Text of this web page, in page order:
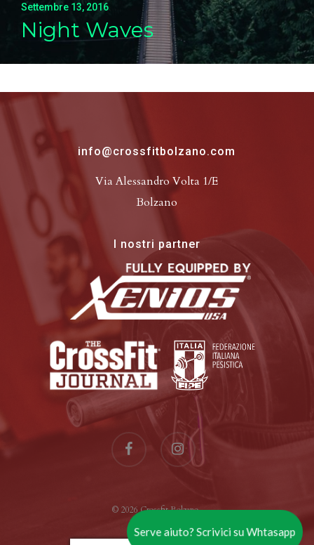
Settembre 13, 2016
Night Waves
info@crossfitbolzano.com
Via Alessandro Volta 1/E
Bolzano
I nostri partner
instagram
© 2026 Crossfit Bolzano .
Serve aiuto? Scrivici su Whtasapp